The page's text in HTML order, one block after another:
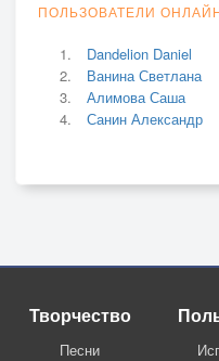
ПОЛЬЗОВАТЕЛИ
Dandelion Daniel
Ванина Светлана
Алимова Саша
Санин Александр
Творчество
Песни